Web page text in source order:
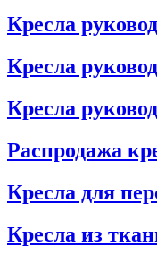
Кресла
Кресла
Кресла
Распродажа
Кресла для
Кресла из